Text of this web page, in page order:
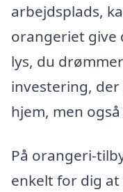
arbejdsplads,
orangeriet give
lys, du
investering,
hjem, men
På orangeri-
enkelt for dig